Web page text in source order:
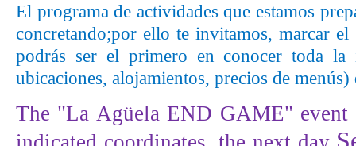
El programa de actividades que estamos
concretando;por ello te invitamos, marcar
podrás ser el primero en conocer toda la
ubicaciones, alojamientos, precios de
The "La Agüela END GAME"